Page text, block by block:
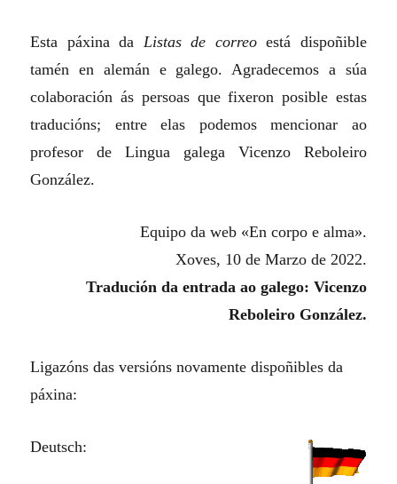
Esta páxina da Listas de correoestá dispoñible
tamén en alemán e galego. Agradecemos a súa
colaboración ás persoas que fixeron posible estas
traducións; entre elas podemos mencionar ao
profesor de Lingua galega Vicenzo Reboleiro
González.
Equipo da web «En corpo e alma».
Xoves, 10 de Marzo de 2022.
Tradución da entrada ao galego: Vicenzo
Reboleiro González.
Ligazóns das versións novamente dispoñibles da
páxina:
Deutsch: